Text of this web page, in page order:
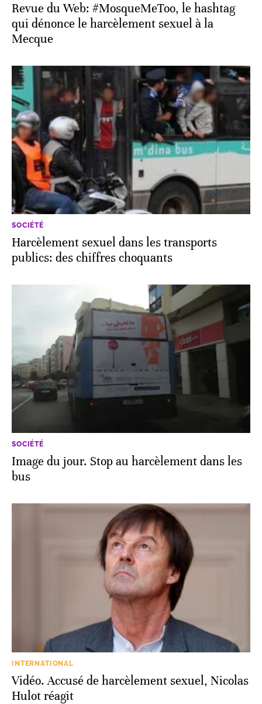
Revue du Web: #MosqueMeToo, le hashtag
qui dénonce le harcèlement sexuel à la
Mecque
SOCIÉTÉ
Harcèlement sexuel dans les transports
publics: des chiffres choquants
SOCIÉTÉ
Image du jour. Stop au harcèlement dans les
bus
INTERNATIONAL
Vidéo. Accusé de harcèlement sexuel, Nicolas
Hulot réagit